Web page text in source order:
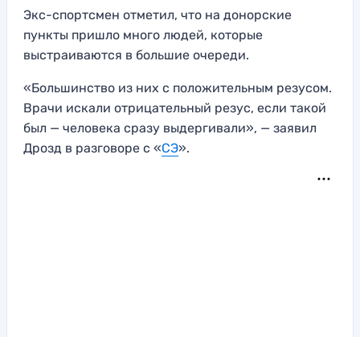
Экс-спортсмен отметил, что на донорские
пункты пришло много людей, которые
выстраиваются в большие очереди.
«Большинство из них с положительным резусом.
Врачи искали отрицательный резус, если такой
был — человека сразу выдергивали», — заявил
Дрозд в разговоре с «СЭ».